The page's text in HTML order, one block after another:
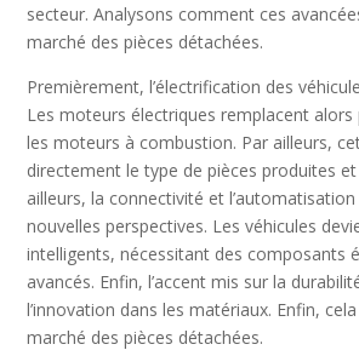
secteur. Analysons comment ces
marché des pièces détachées.
Premièrement, l’électrification des
Les moteurs électriques remplacent
les moteurs à combustion. Par ailleurs,
directement le type de pièces produites
ailleurs, la connectivité et
nouvelles perspectives. Les véhicules
intelligents, nécessitant des composants
avancés. Enfin, l’accent mis sur la
l’innovation dans les matériaux. Enfin,
marché des pièces détachées.